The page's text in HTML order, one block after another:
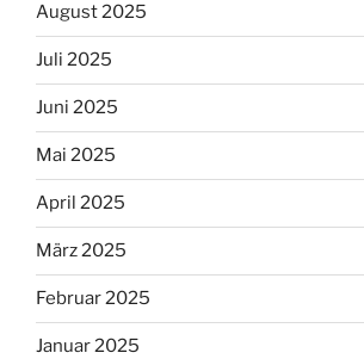
August 2025
Juli 2025
Juni 2025
Mai 2025
April 2025
März 2025
Februar 2025
Januar 2025